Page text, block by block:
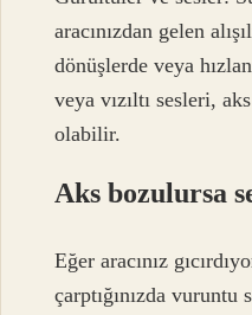
aracınızdan gelen
dönüşlerde veya
veya vızıltı sesleri,
olabilir.
Aks bozulursa
Eğer aracınız
çarptığınızda vuruntu